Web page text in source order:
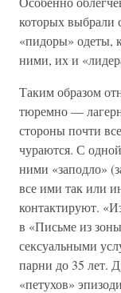
которых выбрали
«пидоры» одеты,
ними, их и
Таким образом
тюремно —
стороны почти
чураются. С
ними «заподло»
все ими так или
контактируют.
в «Письме из
сексуальными
парни до 35 лет.
«петухов»